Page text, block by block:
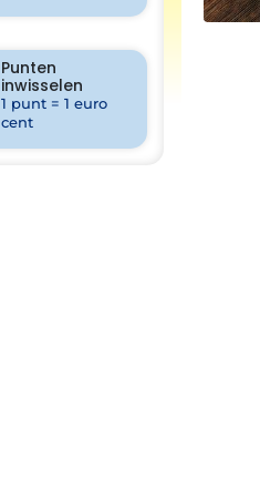
Punten
inwisselen
1 punt = 1 euro
cent